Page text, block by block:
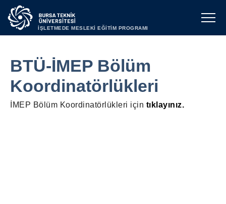
İŞLETMEDE MESLEKİ EĞİTİM PROGRAMI
BTÜ-İMEP Bölüm
Koordinatörlükleri
İMEP Bölüm Koordinatörlükleri için tıklayınız.